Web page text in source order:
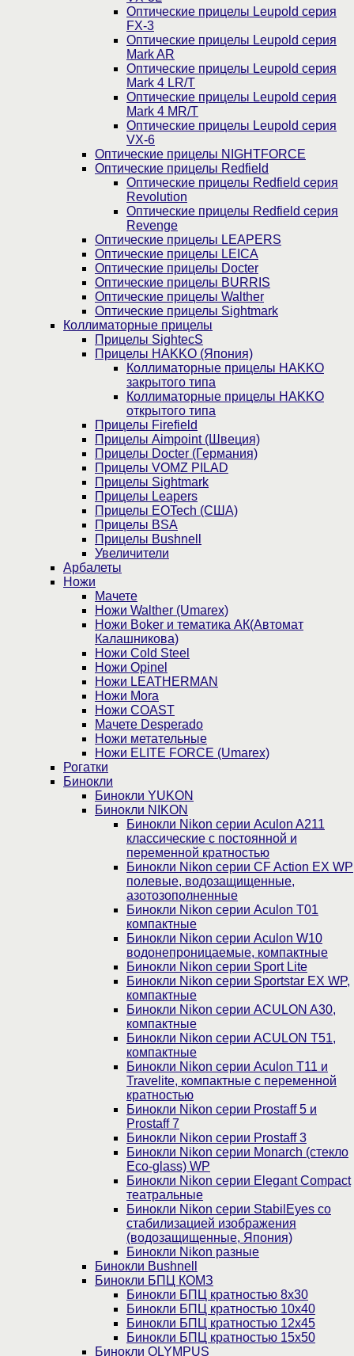
Оптические прицелы Leupold серия
FX-3
Оптические прицелы Leupold серия
Mark AR
Оптические прицелы Leupold серия
Mark 4 LR/T
Оптические прицелы Leupold серия
Mark 4 MR/T
Оптические прицелы Leupold серия
VX-6
Оптические прицелы NIGHTFORCE
Оптические прицелы Redfield
Оптические прицелы Redfield серия
Revolution
Оптические прицелы Redfield серия
Revenge
Оптические прицелы LEAPERS
Оптические прицелы LEICA
Оптические прицелы Docter
Оптические прицелы BURRIS
Оптические прицелы Walther
Оптические прицелы Sightmark
Коллиматорные прицелы
Прицелы SightecS
Прицелы HAKKO (Япония)
Коллиматорные прицелы HAKKO
закрытого типа
Коллиматорные прицелы HAKKO
открытого типа
Прицелы Firefield
Прицелы Aimpoint (Швеция)
Прицелы Docter (Германия)
Прицелы VOMZ PILAD
Прицелы Sightmark
Прицелы Leapers
Прицелы EOTech (США)
Прицелы BSA
Прицелы Bushnell
Увеличители
Арбалеты
Ножи
Мачете
Ножи Walther (Umarex)
Ножи Boker и тематика АК(Автомат
Калашникова)
Ножи Cold Steel
Ножи Opinel
Ножи LEATHERMAN
Ножи Mora
Ножи COAST
Мачете Desperado
Ножи метательные
Ножи ELITE FORCE (Umarex)
Рогатки
Бинокли
Бинокли YUKON
Бинокли NIKON
Бинокли Nikon серии Aculon A211
классические с постоянной и
переменной кратностью
Бинокли Nikon серии СF Action EX WP
полевые, водозащищенные,
азотозополненные
Бинокли Nikon серии Aculon T01
компактные
Бинокли Nikon серии Aculon W10
водонепроницаемые, компактные
Бинокли Nikon серии Sport Lite
Бинокли Nikon серии Sportstar EX WP,
компактные
Бинокли Nikon серии ACULON A30,
компактные
Бинокли Nikon серии ACULON Т51,
компактные
Бинокли Nikon серии Aculon T11 и
Travelite, компактные с переменной
кратностью
Бинокли Nikon серии Prostaff 5 и
Prostaff 7
Бинокли Nikon серии Prostaff 3
Бинокли Nikon серии Monarch (стекло
Eco-glass) WP
Бинокли Nikon серии Elegant Compact
театральные
Бинокли Nikon серии StabilEyes со
стабилизацией изображения
(водозащищенные, Япония)
Бинокли Nikon разные
Бинокли Bushnell
Бинокли БПЦ КОМЗ
Бинокли БПЦ кратностью 8х30
Бинокли БПЦ кратностью 10х40
Бинокли БПЦ кратностью 12х45
Бинокли БПЦ кратностью 15х50
Бинокли OLYMPUS